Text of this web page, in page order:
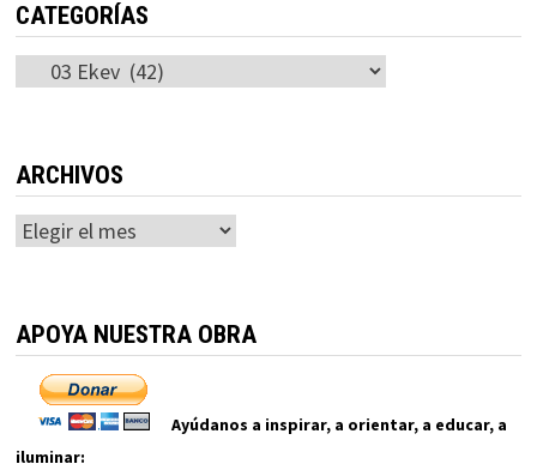
CATEGORÍAS
Categorías
ARCHIVOS
Archivos
APOYA NUESTRA OBRA
Ayúdanos a inspirar, a orientar, a educar, a
iluminar: